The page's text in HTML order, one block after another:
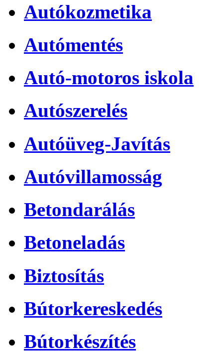
Autókozmetika
Autómentés
Autó-motoros iskola
Autószerelés
Autóüveg-Javítás
Autóvillamosság
Betondarálás
Betoneladás
Biztosítás
Bútorkereskedés
Bútorkészítés